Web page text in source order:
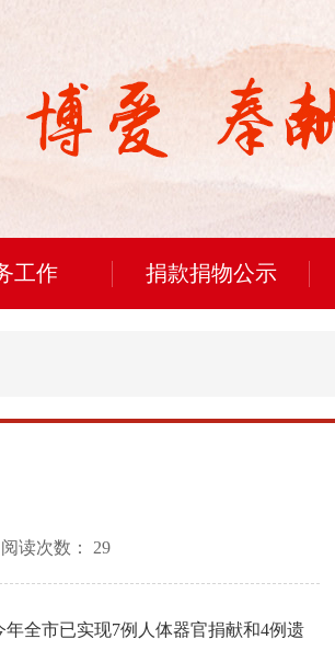
工作 捐款捐物公示
读次数： 29
全市已实现7例人体器官捐献和4例遗